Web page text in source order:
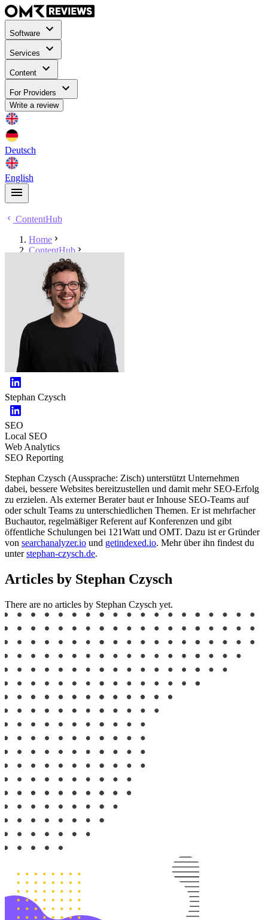
Software
Services
Content
For Providers
Write a review
Deutsch
English
ContentHub
Home
ContentHub
Stephan Czysch
Stephan Czysch
SEO
Local SEO
Web Analytics
SEO Reporting
Stephan Czysch (Aussprache: Zisch) unterstützt Unternehmen
dabei, bessere Websites bereitzustellen und damit mehr SEO-Erfolg
zu erzielen. Als externer Berater baut er Inhouse SEO-Teams auf
oder schult Teams zu unterschiedlichen Themen. Er ist mehrfacher
Buchautor, regelmäßiger Referent auf Konferenzen und gibt
öffentliche Schulungen bei 121Watt und OMT. Dazu ist er Gründer
von searchanalyzer.io und getindexed.io. Mehr über ihn findest du
unterstephan-czysch.de.
Articles by Stephan Czysch
There are no articles by Stephan Czysch yet.